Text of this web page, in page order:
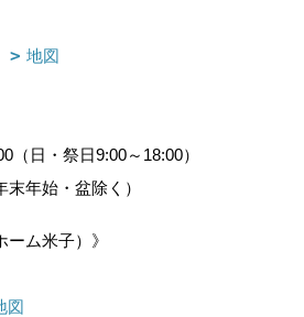
地図
（日・祭日9:00～18:00）
年始・盆除く）
ーム米子）》
図